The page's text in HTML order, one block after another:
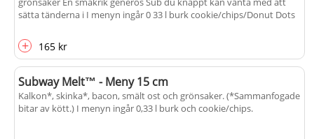
sätta tänderna i I menyn ingår 0 33 l burk cookie/chips/Donut Dots
+ 165 kr
Subway Melt™ - Meny 15 cm
Kalkon*, skinka*, bacon, smält ost och grönsaker. (*Sammanfogade
bitar av kött.) I menyn ingår 0,33 l burk och cookie/chips.